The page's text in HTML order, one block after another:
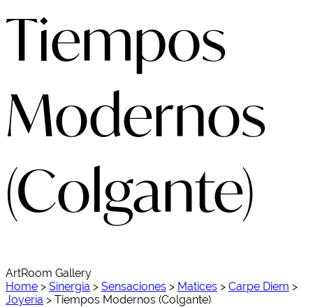
Tiempos
Modernos
(Colgante)
ArtRoom Gallery
Home > Sinergia > Sensaciones > Matices > Carpe Diem >
Joyería > Tiempos Modernos (Colgante)